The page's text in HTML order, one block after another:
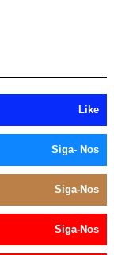
Like
Siga- Nos
Siga-Nos
Siga-Nos